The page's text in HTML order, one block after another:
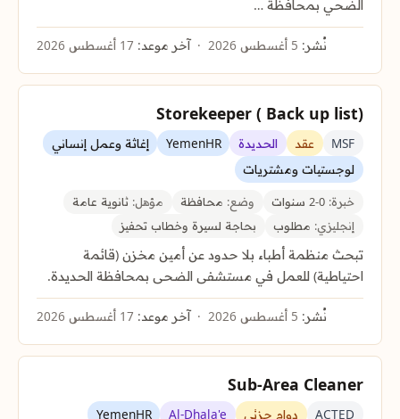
الضحي بمحافظة …
نُشر: آخر موعد:
Storekeeper ( Back up list)
MSF عقد الحديدة YemenHR
إغاثة وعمل إنساني
لوجستيات ومشتريات
خبرة: وضع: محافظة مؤهل: ثانوية عامة
إنجليزي: مطلوب بحاجة لسيرة وخطاب تحفيز
تبحث منظمة أطباء بلا حدود عن أمين مخزن (قائمة
احتياطية) للعمل في مستشفى الضحى بمحافظة الحديدة.
نُشر: آخر موعد:
Sub-Area Cleaner
ACTED دوام جزئي Al-Dhala'e
YemenHR